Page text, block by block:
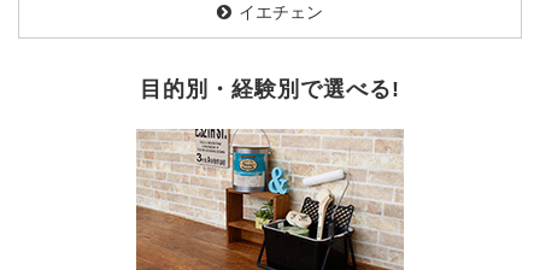
イエチェン
目的別・経験別で選べる!